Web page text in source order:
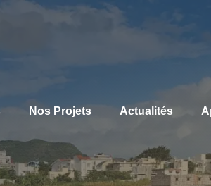
Nos Projets Actualités